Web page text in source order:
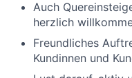
Auch
herzlich
Freundliches
Kundinnen und